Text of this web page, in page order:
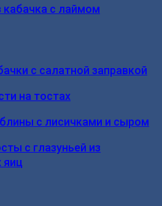
с лаймом
с салатной заправкой
на тостах
с лисичками и сыром
с глазуньей из
яиц